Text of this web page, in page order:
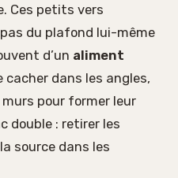
Ces petits vers
du plafond lui-même
d’un aliment
dans les angles,
pour former leur
double : retirer les
source dans les